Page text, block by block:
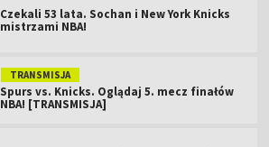
Czekali 53 lata. Sochan i New York Knicks
mistrzami NBA!
TRANSMISJA
Spurs vs. Knicks. Oglądaj 5. mecz finałów
NBA! [TRANSMISJA]